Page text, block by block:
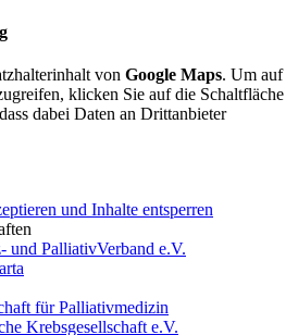
von Google Maps. Um auf
klicken Sie auf die Schaltfläche
dabei Daten an Drittanbieter
und Inhalte entsperren